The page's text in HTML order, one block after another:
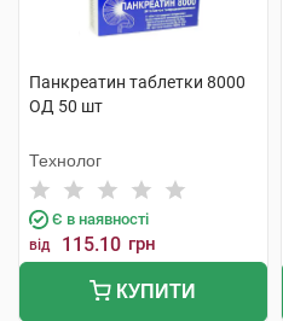
Панкреатин таблетки 8000
ОД 50 шт
Технолог
Є в наявності
від 115.10 грн
КУПИТИ